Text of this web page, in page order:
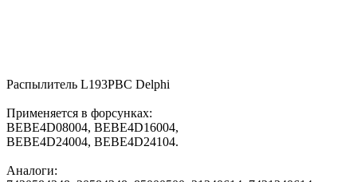
Распылитель L193PBC Delphi
Применяется в форсунках:
BEBE4D08004, BEBE4D16004,
BEBE4D24004, BEBE4D24104.
Аналоги: